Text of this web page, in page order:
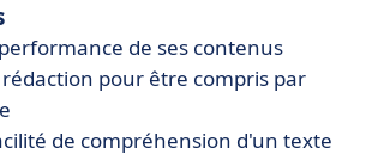
de ses contenus
pour être compris par
de compréhension d'un texte